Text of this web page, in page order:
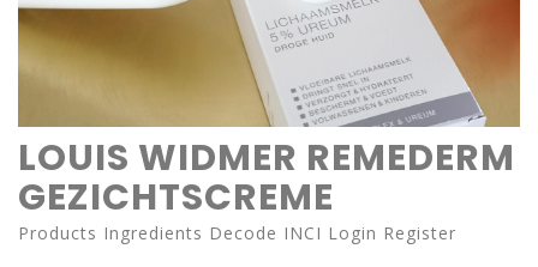
LOUIS WIDMER REMEDERM
GEZICHTSCREME
Products Ingredients Decode INCI Login Register